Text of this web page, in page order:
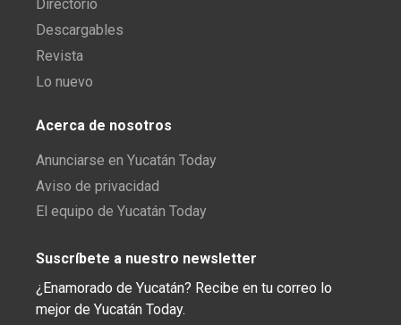
Directorio
Descargables
Revista
Lo nuevo
Acerca de nosotros
Anunciarse en Yucatán Today
Aviso de privacidad
El equipo de Yucatán Today
Suscríbete a nuestro newsletter
¿Enamorado de Yucatán? Recibe en tu correo lo
mejor de Yucatán Today.